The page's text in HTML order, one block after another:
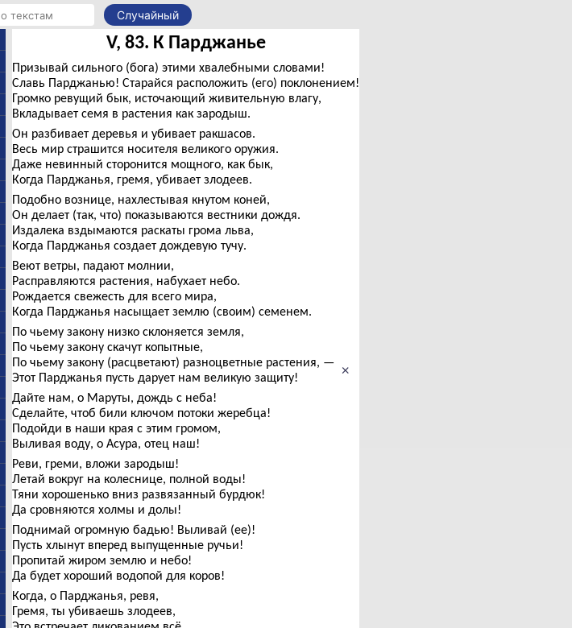
Случайный
×
V, 83. К Парджанье
Призывай сильного (бога) этими хвалебными словами!
Славь Парджанью! Старайся расположить (его) поклонением!
Громко ревущий бык, источающий живительную влагу,
Вкладывает семя в растения как зародыш.
Он разбивает деревья и убивает ракшасов.
Весь мир страшится носителя великого оружия.
Даже невинный сторонится мощного, как бык,
Когда Парджанья, гремя, убивает злодеев.
Подобно вознице, нахлестывая кнутом коней,
Он делает (так, что) показываются вестники дождя.
Издалека вздымаются раскаты грома льва,
Когда Парджанья создает дождевую тучу.
Веют ветры, падают молнии,
Расправляются растения, набухает небо.
Рождается свежесть для всего мира,
Когда Парджанья насыщает землю (своим) семенем.
По чьему закону низко склоняется земля,
По чьему закону скачут копытные,
По чьему закону (расцветают) разноцветные растения, —
Этот Парджанья пусть дарует нам великую защиту!
Дайте нам, о Маруты, дождь с неба!
Сделайте, чтоб били ключом потоки жеребца!
Подойди в наши края с этим громом,
Выливая воду, о Асура, отец наш!
Реви, греми, вложи зародыш!
Летай вокруг на колеснице, полной воды!
Тяни хорошенько вниз развязанный бурдюк!
Да сровняются холмы и долы!
Поднимай огромную бадью! Выливай (ее)!
Пусть хлынут вперед выпущенные ручьи!
Пропитай жиром землю и небо!
Да будет хороший водопой для коров!
Когда, о Парджанья, ревя,
Гремя, ты убиваешь злодеев,